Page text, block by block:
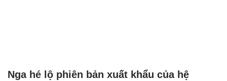
Nga hé lộ phiên bản xuất khẩu của hệ